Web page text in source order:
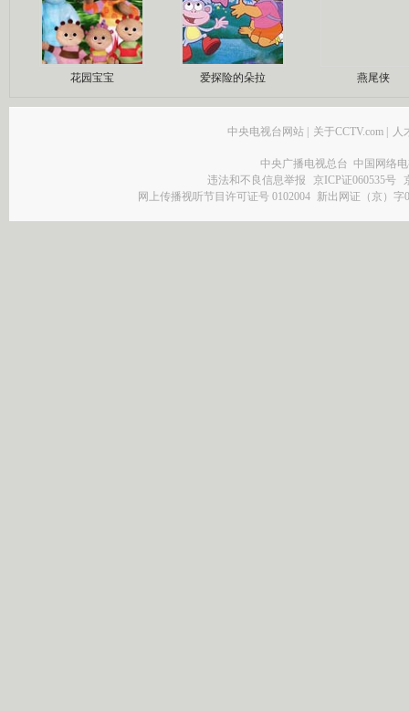
花园宝宝 爱探险的朵拉 燕尾侠
中央电视台网站 | 关于CCTV.com | 人
中央广播电视总台 中国网络
违法和不良信息举报
京ICP证060535号
网上传播视听节目许可证号 0102004 新出网证（京）